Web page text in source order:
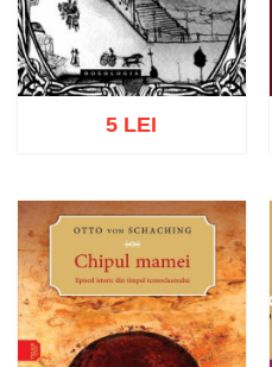
Adaugă în coș Wishlist
5 LEI